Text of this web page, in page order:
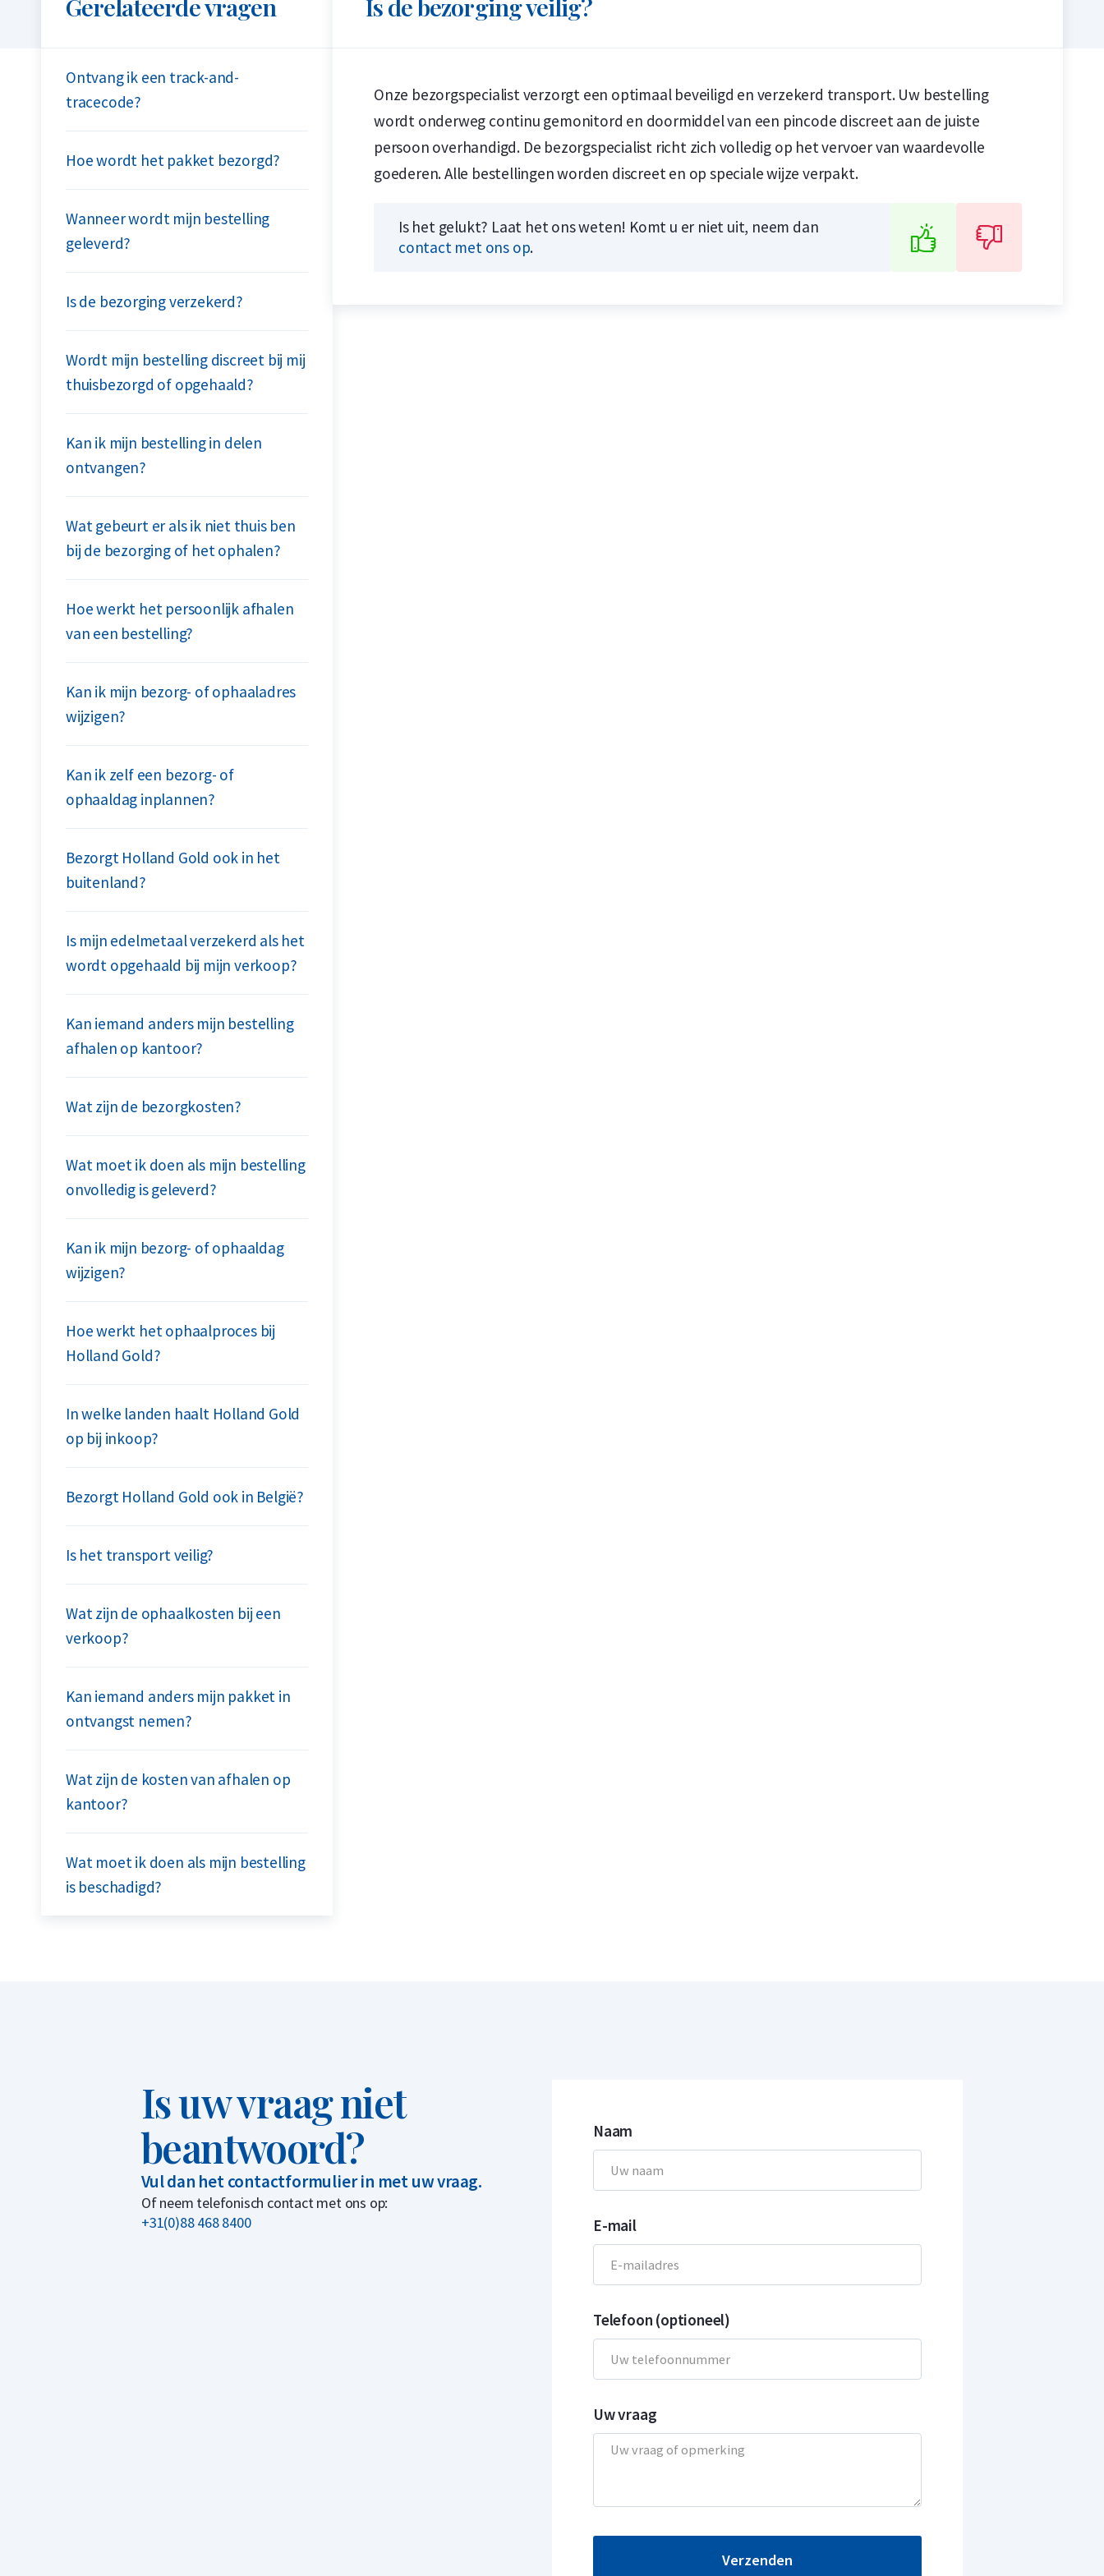
Koop nu de meest voordelige gouden munten en baren
Koop nu de meest voordelige zilveren munten en baren
Gerelateerde vragen
Ontvang ik een track-and-
tracecode?
Hoe wordt het pakket bezorgd?
Wanneer wordt mijn bestelling
geleverd?
Is de bezorging verzekerd?
Wordt mijn bestelling discreet bij mij
thuisbezorgd of opgehaald?
Kan ik mijn bestelling in delen
ontvangen?
Wat gebeurt er als ik niet thuis ben
bij de bezorging of het ophalen?
Hoe werkt het persoonlijk afhalen
van een bestelling?
Kan ik mijn bezorg- of ophaaladres
wijzigen?
Kan ik zelf een bezorg- of
ophaaldag inplannen?
Bezorgt Holland Gold ook in het
buitenland?
Is mijn edelmetaal verzekerd als het
wordt opgehaald bij mijn verkoop?
Kan iemand anders mijn bestelling
afhalen op kantoor?
Wat zijn de bezorgkosten?
Wat moet ik doen als mijn bestelling
onvolledig is geleverd?
Kan ik mijn bezorg- of ophaaldag
wijzigen?
Hoe werkt het ophaalproces bij
Holland Gold?
In welke landen haalt Holland Gold
op bij inkoop?
Bezorgt Holland Gold ook in België?
Is het transport veilig?
Wat zijn de ophaalkosten bij een
verkoop?
Kan iemand anders mijn pakket in
ontvangst nemen?
Wat zijn de kosten van afhalen op
kantoor?
Wat moet ik doen als mijn bestelling
is beschadigd?
Is de bezorging veilig?
Onze bezorgspecialist verzorgt een optimaal beveiligd en verzekerd transport. Uw bestelling
wordt onderweg continu gemonitord en doormiddel van een pincode discreet aan de juiste
persoon overhandigd. De bezorgspecialist richt zich volledig op het vervoer van waardevolle
goederen. Alle bestellingen worden discreet en op speciale wijze verpakt.
Is het gelukt? Laat het ons weten! Komt u er niet uit, neem dan
contact met ons op.
Is uw vraag niet
beantwoord?
Vul dan het contactformulier in met uw vraag.
Of neem telefonisch contact met ons op:
+31(0)88 468 8400
Naam
E-mail
Telefoon (optioneel)
Uw vraag
Verzenden